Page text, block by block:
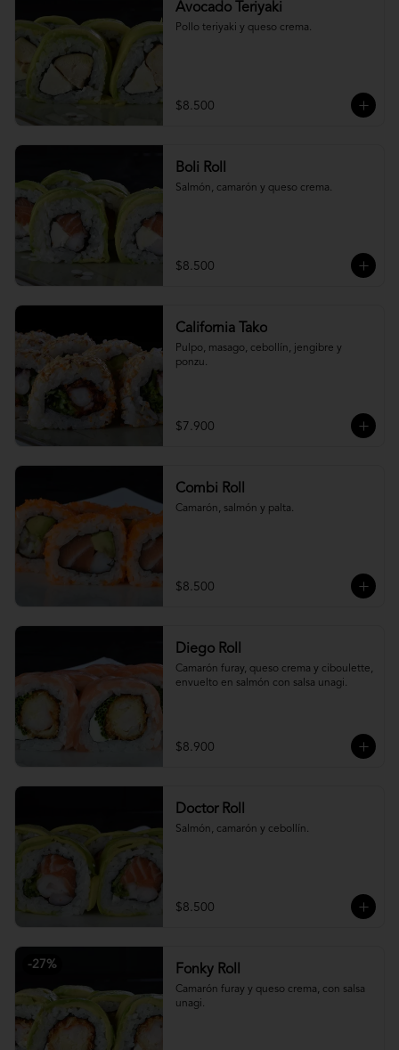
Avocado Teriyaki
Pollo teriyaki y queso crema.
$8.500
Boli Roll
Salmón, camarón y queso crema.
$8.500
California Tako
Pulpo, masago, cebollín, jengibre y
ponzu.
$7.900
Combi Roll
Camarón, salmón y palta.
$8.500
Diego Roll
Camarón furay, queso crema y ciboulette,
envuelto en salmón con salsa unagi.
$8.900
Doctor Roll
Salmón, camarón y cebollín.
$8.500
-27% Fonky Roll
Camarón furay y queso crema, con salsa
unagi.